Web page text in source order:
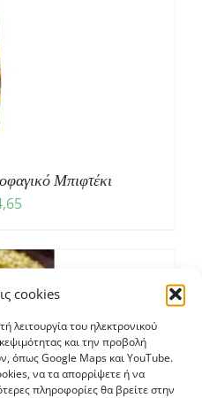
cookies
λειτουργία του ηλεκτρονικού
και την προβολή
όπως Google Maps και YouTube.
να τα απορρίψετε ή να
πληροφορίες θα βρείτε στην
Μπιφτέκι